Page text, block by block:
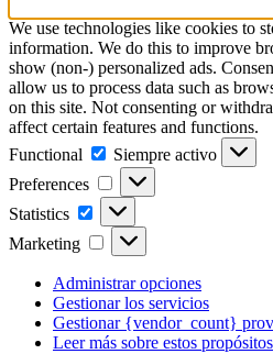
We use technologies like cookies to
information. We do this to improve
show (non-) personalized ads.
allow us to process data such as
on this site. Not consenting or
affect certain features and functions.
Functional
Functional
Siempre activo
Preferences
Preferences
Statistics Statistics
Marketing Marketing
Administrar opciones
Gestionar los servicios
Gestionar {vendor_count}
Leer más sobre estos propósitos